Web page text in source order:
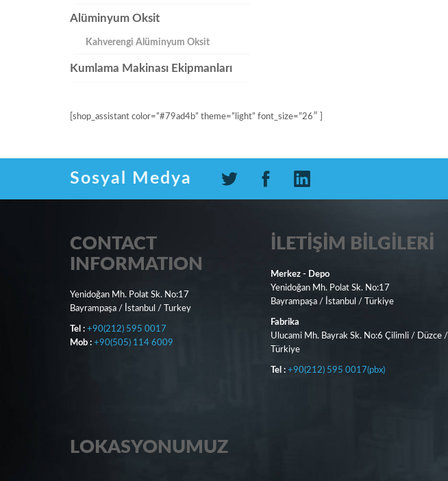
Alüminyum Oksit
Kahverengi Alüminyum Oksit
Kumlama Makinası Ekipmanları
[shop_assistant color=”#79ad4b” theme=”light” font_size=”26″ ]
Sosyal Medya
CONTACT
INFORMATION
Yenidoğan Mh. Polat Sk. No:17
Bayrampaşa / İstanbul / Turkey
Tel : +90(212) 595 0017
Mob : +90(505) 114 6009
İLETIŞIM BILGILERI
Merkez - Depo
Yenidoğan Mh. Polat Sk. No:17
Bayrampaşa / İstanbul / Türkiye
Fabrika
Ulucami Mh. Bayrak Sk. No:6 Çilimli / Düzce /
Türkiye
Tel : +90(212) 595 0017(pbx)
LOKASYONUMUZ